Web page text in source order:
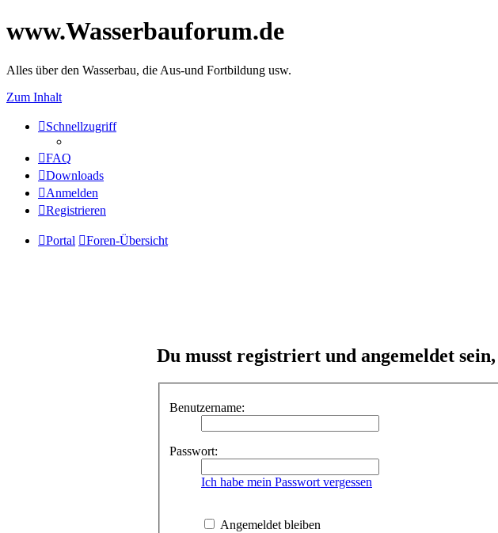
www.Wasserbauforum.de
Alles über den Wasserbau, die Aus-und Fortbildung usw.
Zum Inhalt
Schnellzugriff
FAQ
Downloads
Anmelden
Registrieren
Portal Foren-Übersicht
Du musst registriert und angemeldet
Benutzername:
Passwort:
Ich habe mein Passwort vergessen
Angemeldet bleiben